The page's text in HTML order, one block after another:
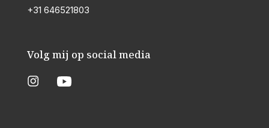
+31 646521803
Volg mij op social media